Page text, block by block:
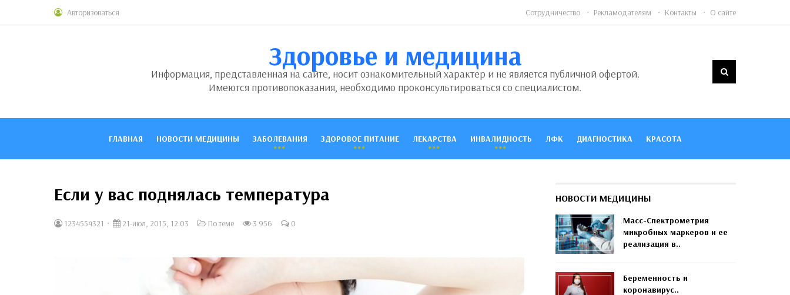
Авторизоваться Сотрудничество Рекламодателям Контакты О сайте
Здоровье и медицина
Информация, представленная на сайте, носит ознакомительный характер и не является публичной офертой.
Имеются противопоказания, необходимо проконсультироваться со специалистом.
ГЛАВНАЯ НОВОСТИ МЕДИЦИНЫ ЗАБОЛЕВАНИЯ ЗДОРОВОЕ ПИТАНИЕ ЛЕКАРСТВА ИНВАЛИДНОСТЬ ЛФК ДИАГНОСТИКА КРАСОТА
Если у вас поднялась температура
1234554321 21-июл, 2015, 12:03 По теме 3 956 0
НОВОСТИ МЕДИЦИНЫ
Масс-Спектрометрия
микробных маркеров и ее
реализация в..
Беременность и
коронавирус..